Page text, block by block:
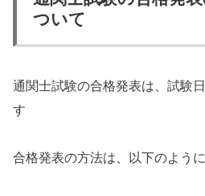
ついて
通関士試験の合格発表は、試験
す
合格発表の方法は、以下のよう